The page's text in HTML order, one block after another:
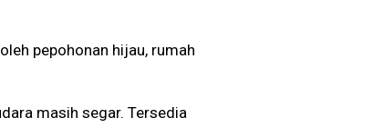
pepohonan hijau, rumah
masih segar. Tersedia